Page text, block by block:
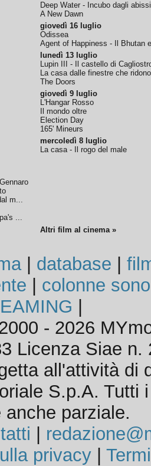
m...
...
Deep Water - Incubo dagli abissi
A New Dawn
giovedì 16 luglio
Odissea
Agent of Happiness - Il Bhutan
lunedì 13 luglio
Lupin III - Il castello di
La casa dalle finestre che ridono
The Doors
giovedì 9 luglio
L'Hangar Rosso
Il mondo oltre
Election Day
165' Mineurs
mercoledì 8 luglio
La casa - Il rogo del male
Altri film al cinema »
| database
colonne
- 2026
Licenza Siae n.
all'attività di
S.p.A. Tutti
anche parziale.
privacy|